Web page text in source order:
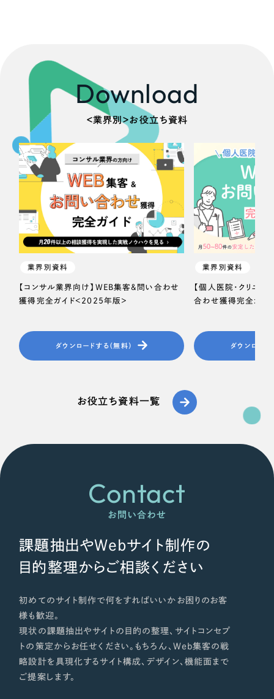
コーポレート・企業サイト
ブランドサイト・サービスサイト （85件）
求人・採用サイト （61件）
ECサイト（オンラインショップ）
ポータルサイト・メディアサイト
LP（ランディングページ） （28件）
キャンペーン・プロモーションサイト （12件）
ブランディング（ロゴ・印刷物） （90件）
その他
お客様インタビュー
金融・保険業
その他サービス業
物流・運送
NPO・一般社団法人
人材サービス
その他
ホワイト・白色
レッド・赤色
ブルー・青色
ピンク・桃色
カラフル・多色
その他
Download
＜業界別＞お役立ち資料
業界別資料
【コンサル業界向け】WEB集客＆問い合わせ
獲得完全ガイド＜2025年版＞
ダウンロードする（無料）
業界別資料
【個人医院・クリニッ
合わせ獲得完全ガイ
ダウンロード
お役立ち資料一覧
Contact
お問い合わせ
課題抽出やWebサイト制作の
目的整理からご相談ください
初めてのサイト制作で何をすればいいかお困りのお客
様も歓迎。
現状の課題抽出やサイトの目的の整理、サイトコンセプ
トの策定からお任せください。もちろん、Web集客の戦
略設計を具現化するサイト構成、デザイン、機能面まで
ご提案します。